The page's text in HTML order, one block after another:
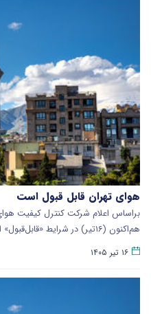
هوای تهران قابل قبول است
براساس اعلام شرکت کنترل کیفیت
هم‌اکنون‌ (۱۶تیر) در شرایط «قابل‌قبول» است.
۱۶ تیر ۱۴۰۵